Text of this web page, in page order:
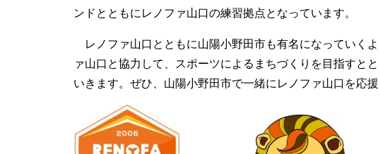
ンドとともにレノファ山口の練習拠点となっています。
レノファ山口とともに山陽小野田市も有名になっていく
ァ山口と協力して、スポーツによるまちづくりを目指すと
いきます。ぜひ、山陽小野田市で一緒にレノファ山口を応